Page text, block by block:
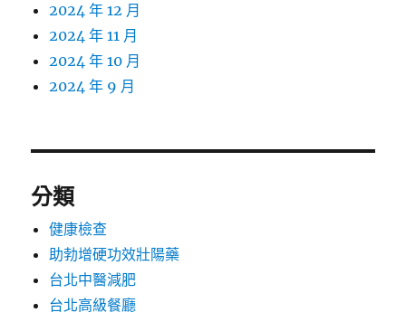
2024 年 12 月
2024 年 11 月
2024 年 10 月
2024 年 9 月
分類
健康檢查
助勃增硬功效壯陽藥
台北中醫減肥
台北高級餐廳